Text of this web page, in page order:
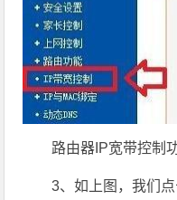
路由器IP宽带控制
3、如上图，我们